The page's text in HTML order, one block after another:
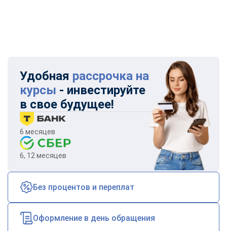
Удобная рассрочка на
курсы - инвестируйте
в свое будущее!
6 месяцев
6, 12 месяцев
Без процентов и переплат
Оформление в день обращения